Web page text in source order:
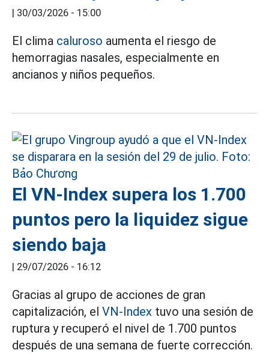
| 30/03/2026 - 15:00
El clima caluroso aumenta el riesgo de
hemorragias nasales, especialmente en
ancianos y niños pequeños.
El VN-Index supera los 1.700
puntos pero la liquidez sigue
siendo baja
| 29/07/2026 - 16:12
Gracias al grupo de acciones de gran
capitalización, el VN-Index tuvo una sesión de
ruptura y recuperó el nivel de 1.700 puntos
después de una semana de fuerte corrección.